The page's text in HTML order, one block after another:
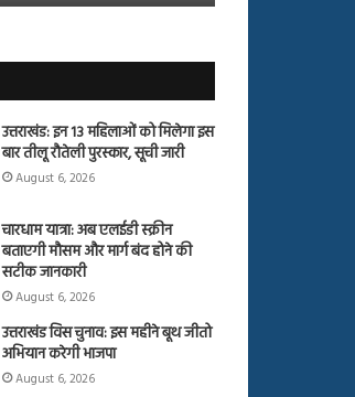
बहस
का
आया
उत्तराखंड: इन 13 महिलाओं को मिलेगा इस
बार तीलू रौतेली पुरस्कार, सूची जारी
August 6, 2026
चारधाम यात्रा: अब एलईडी स्क्रीन
बताएगी मौसम और मार्ग बंद होने की
सटीक जानकारी
August 6, 2026
उत्तराखंड विस चुनाव: इस महीने बूथ जीतो
अभियान करेगी भाजपा
August 6, 2026